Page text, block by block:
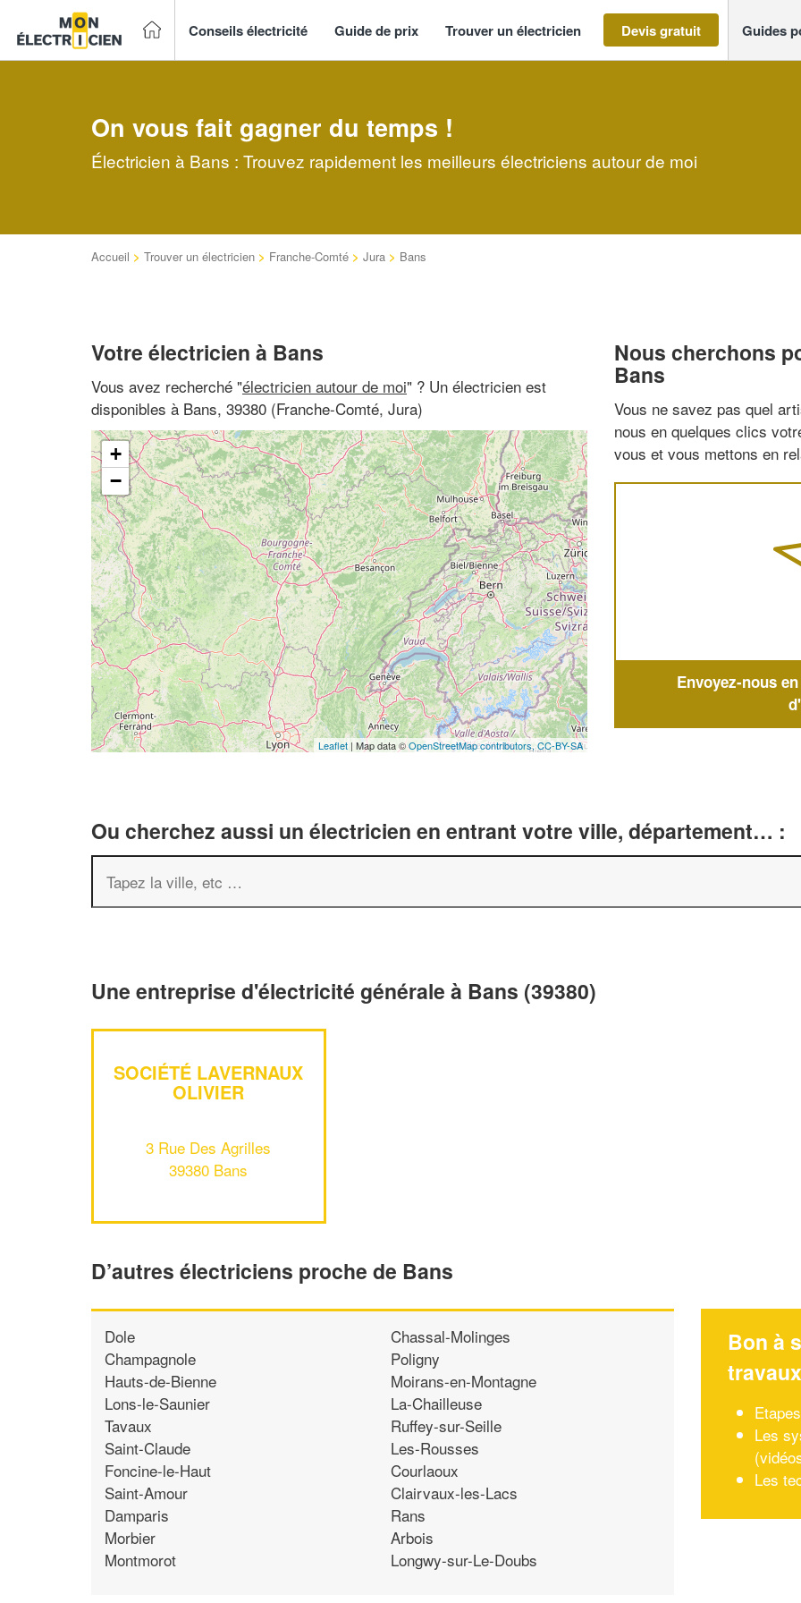
Conseils électricité Guide de prix Trouver un électricien Devis gratuit Guides
On vous fait gagner du temps !
Électricien à Bans : Trouvez rapidement les meilleurs électriciens autour de moi
Accueil > Trouver un électricien > Franche-Comté > Jura > Bans
Votre électricien à Bans
Vous avez recherché "électricien autour de moi" ? Un électricien est
disponibles à Bans, 39380 (Franche-Comté, Jura)
+
−
Leaflet | Map data ©OpenStreetMap contributors,CC-BY-SA
Nous cherchons
Bans
Vous ne savez pas quel
nous en quelques clics
vous et vous mettons en
Envoyez-nous
Ou cherchez aussi un électricien en entrant votre ville, département… :
Une entreprise d'électricité générale à Bans (39380)
SOCIÉTÉ LAVERNAUX
OLIVIER
3 Rue Des Agrilles
39380 Bans
D’autres électriciens proche de Bans
Dole
Champagnole
Hauts-de-Bienne
Lons-le-Saunier
Tavaux
Saint-Claude
Foncine-le-Haut
Saint-Amour
Damparis
Morbier
Montmorot
Chassal-Molinges
Poligny
Moirans-en-Montagne
La-Chailleuse
Ruffey-sur-Seille
Les-Rousses
Courlaoux
Clairvaux-les-Lacs
Rans
Arbois
Longwy-sur-Le-Doubs
Bon à
travaux
Les
Les